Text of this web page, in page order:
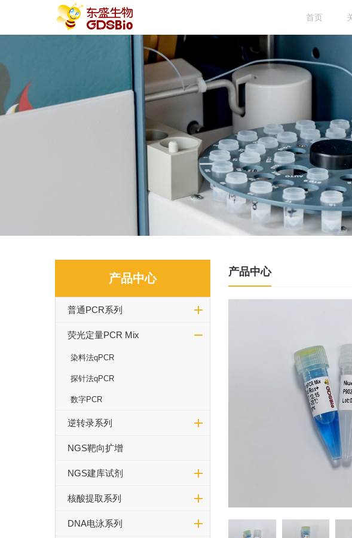
首页
产品中心
普通PCR系列
荧光定量PCR Mix
染料法qPCR
探针法qPCR
数字PCR
逆转录系列
NGS靶向扩增
NGS建库试剂
核酸提取系列
DNA电泳系列
产品中心